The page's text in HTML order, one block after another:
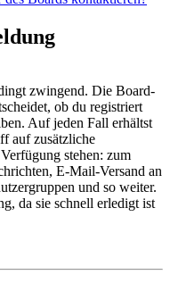
zwingend. Die Board-
ob du registriert
Auf jeden Fall erhältst
auf zusätzliche
stehen: zum
E-Mail-Versand an
und so weiter.
da sie schnell erledigt ist